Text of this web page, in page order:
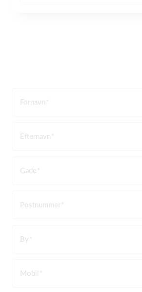
Fornavn
Efternavn
Gade
Postnummer
By
Mobil